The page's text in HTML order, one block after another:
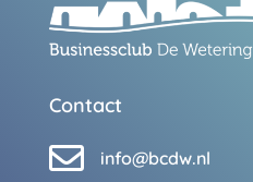
Contact
 info@bcdw.nl